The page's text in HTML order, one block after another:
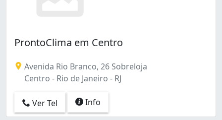
ProntoClima em Centro
Avenida Rio Branco, 26 Sobreloja
Centro - Rio de Janeiro - RJ
Ver Tel Info